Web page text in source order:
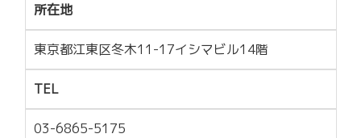
所在地
東京都江東区冬木11-17イシマビル14階
TEL
03-6865-5175